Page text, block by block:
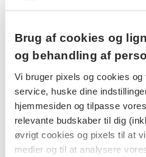
Brug af cookies og
og behandling af
Vi bruger pixels og cookies og
service, huske dine
hjemmesiden og tilpasse
relevante budskaber til dig
øvrigt cookies og pixels til at
medier og til at analysere
24 år)?
Jeg har været eller er omfattet af AP